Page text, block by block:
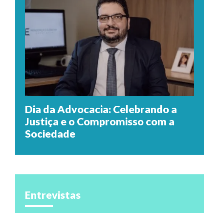
Dia da Advocacia: Celebrando a
Justiça e o Compromisso com a
Sociedade
Entrevistas